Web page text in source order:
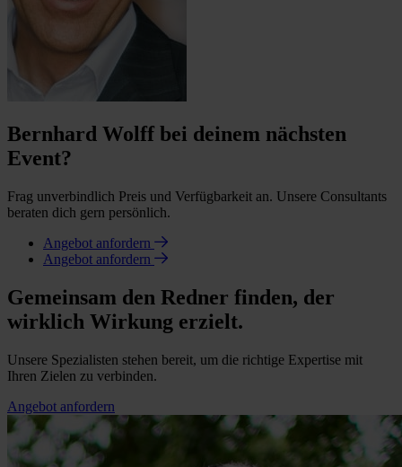
Bernhard Wolff bei deinem nächsten
Event?
Frag unverbindlich Preis und Verfügbarkeit an. Unsere Consultants
beraten dich gern persönlich.
Angebot anfordern
Angebot anfordern
Gemeinsam den Redner finden, der
wirklich Wirkung erzielt.
Unsere Spezialisten stehen bereit, um die richtige Expertise mit
Ihren Zielen zu verbinden.
Angebot anfordern